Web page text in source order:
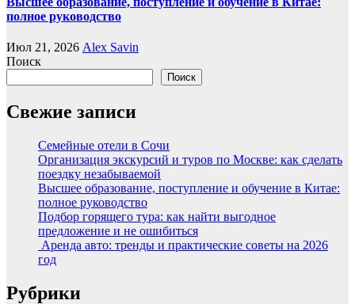
полное руководство
Июл 21, 2026 Alex Savin
Поиск
Поиск
Свежие записи
Семейные отели в Сочи
Организация экскурсий и туров по Москве: как сделать
поездку незабываемой
Высшее образование, поступление и обучение в Китае:
полное руководство
Подбор горящего тура: как найти выгодное
предложение и не ошибиться
Аренда авто: тренды и практические советы на 2026
год
Рубрики